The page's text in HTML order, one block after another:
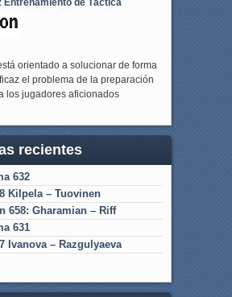
orientado a solucionar de forma
el problema de la preparación
los jugadores aficionados
recientes
632
Kilpela – Tuovinen
658: Gharamian – Riff
631
Ivanova – Razgulyaeva